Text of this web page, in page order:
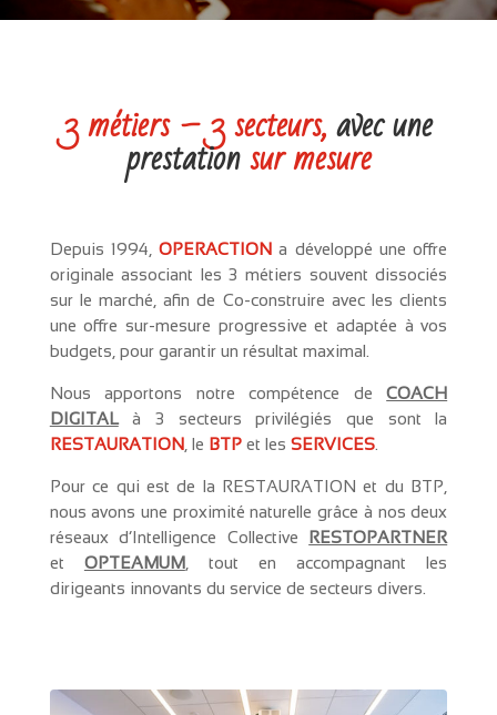
3 métiers – 3 secteurs,avec une
prestationsur mesure
Depuis 1994,OPERACTION a développé une offre
originale associant les 3 métiers souvent dissociés
sur le marché, afin de Co-construire avec les clients
une offre sur-mesure progressive et adaptée à vos
budgets, pour garantir un résultat maximal.
Nous apportons notre compétence deCOACH
DIGITALà 3 secteurs privilégiés que sont la
RESTAURATION, le BTPet les SERVICES.
Pour ce qui est de la RESTAURATION et du BTP,
nous avons une proximité naturelle grâce à nos deux
réseaux d’Intelligence Collective
RESTOPARTNER
et OPTEAMUM, tout en accompagnant les
dirigeants innovants du service de secteurs divers.